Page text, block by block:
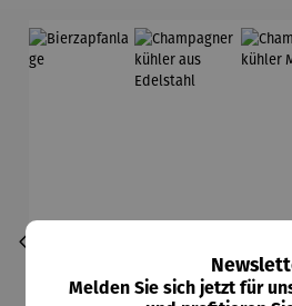
Melden Sie sich jetzt für